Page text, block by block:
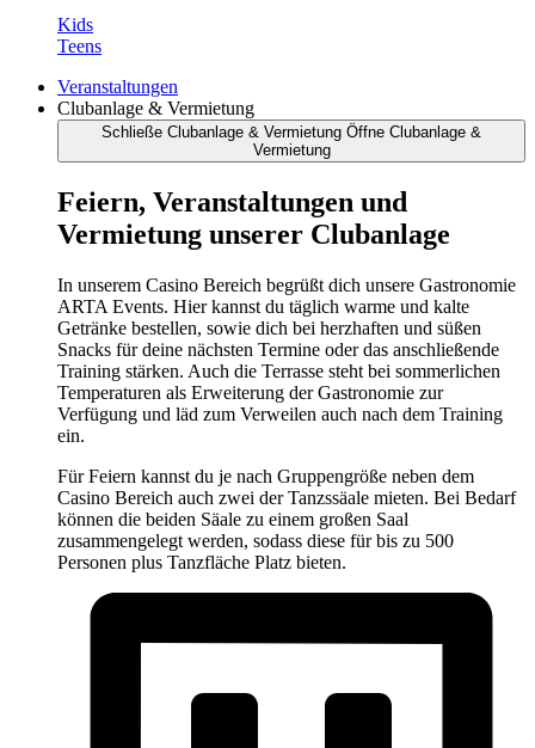
Kids
Teens
Veranstaltungen
Clubanlage & Vermietung
Schließe Clubanlage & Vermietung Öffne Clubanlage &
Vermietung
Feiern, Veranstaltungen und
Vermietung unserer Clubanlage
In unserem Casino Bereich begrüßt dich unsere Gastronomie
ARTA Events. Hier kannst du täglich warme und kalte
Getränke bestellen, sowie dich bei herzhaften und süßen
Snacks für deine nächsten Termine oder das anschließende
Training stärken. Auch die Terrasse steht bei sommerlichen
Temperaturen als Erweiterung der Gastronomie zur
Verfügung und läd zum Verweilen auch nach dem Training
ein.
Für Feiern kannst du je nach Gruppengröße neben dem
Casino Bereich auch zwei der Tanzssäale mieten. Bei Bedarf
können die beiden Säale zu einem großen Saal
zusammengelegt werden, sodass diese für bis zu 500
Personen plus Tanzfläche Platz bieten.